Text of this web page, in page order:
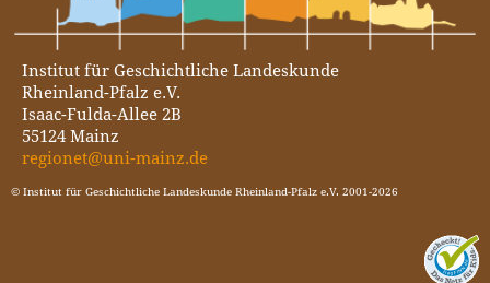
Institut für Geschichtliche Landeskunde
Rheinland-Pfalz e.V.
Isaac-Fulda-Allee 2B
55124 Mainz
regionet@uni-mainz.de
© Institut für Geschichtliche Landeskunde Rheinland-Pfalz e.V. 2001-2026